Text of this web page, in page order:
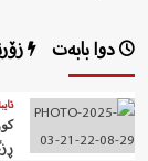
دوا بابەت